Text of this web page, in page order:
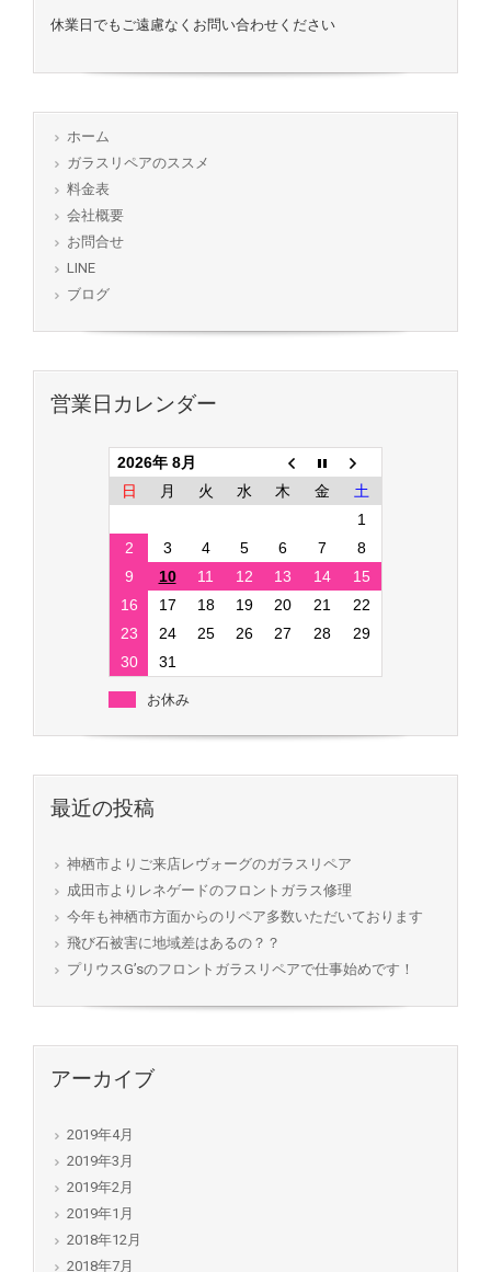
休業日でもご遠慮なくお問い合わせください
ホーム
ガラスリペアのススメ
料金表
会社概要
お問合せ
LINE
ブログ
営業日カレンダー
2026年 8月
日
月 火 水 木 金
土
1
2
3 4 5 6 7
8
9
10 11 12 13 14
15
16
17 18 19 20 21
22
23
24 25 26 27 28
29
30
31
お休み
最近の投稿
神栖市よりご来店レヴォーグのガラスリペア
成田市よりレネゲードのフロントガラス修理
今年も神栖市方面からのリペア多数いただいております
飛び石被害に地域差はあるの？？
プリウスG’sのフロントガラスリペアで仕事始めです！
アーカイブ
2019年4月
2019年3月
2019年2月
2019年1月
2018年12月
2018年7月